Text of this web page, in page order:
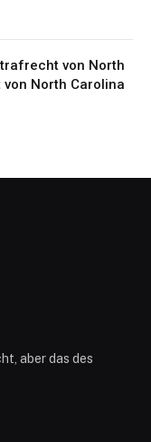
von North
North Carolina
aber das des